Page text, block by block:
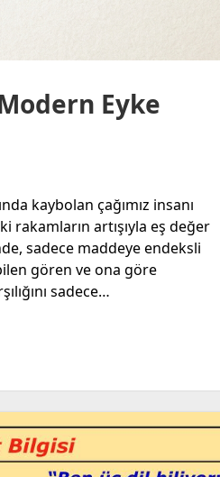
Eyke
kaybolan çağımız insanı
rakamların artışıyla eş değer
sadece maddeye endeksli
gören ve ona göre
sadece…